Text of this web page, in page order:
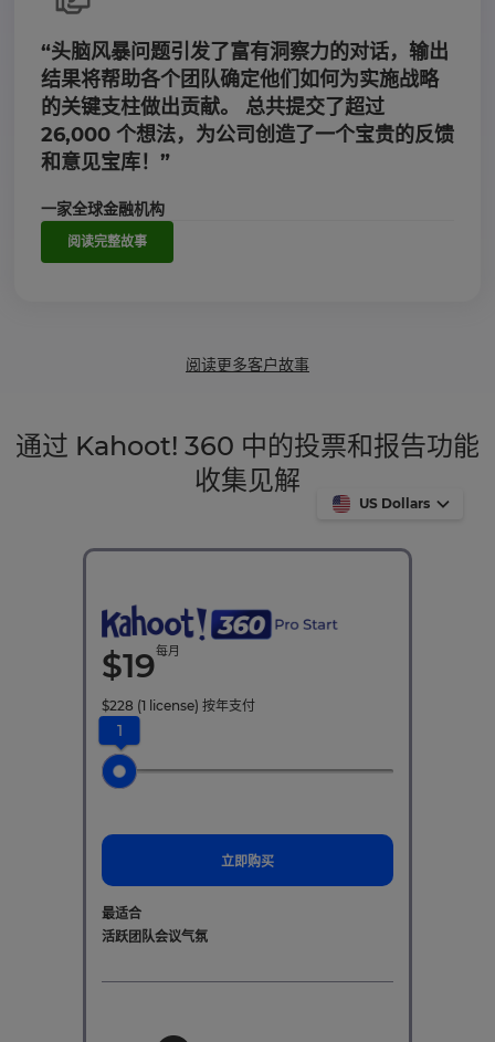
“头脑风暴问题引发了富有洞察力的对话，输出
结果将帮助各个团队确定他们如何为实施战略
的关键支柱做出贡献。 总共提交了超过
26,000 个想法，为公司创造了一个宝贵的反馈
和意见宝库！”
一家全球金融机构
阅读完整故事
阅读更多客户故事
通过 Kahoot! 360 中的投票和报告功能
收集见解
US Dollars
$19每月
$228 (1 license) 按年支付
1
立即购买
最适合
活跃团队会议气氛